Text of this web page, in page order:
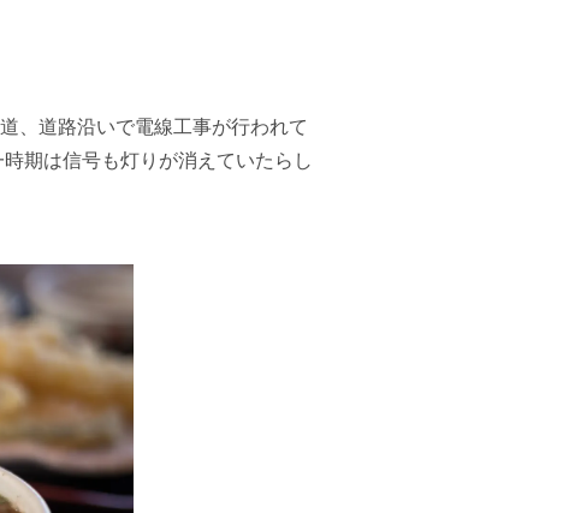
、道路沿いで電線工事が行われて
期は信号も灯りが消えていたらし